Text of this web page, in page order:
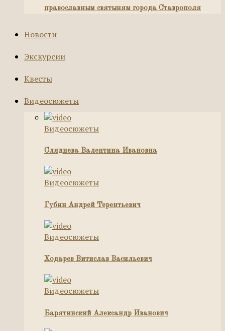
православным святыням города Ставрополя
Новости
Экскурсии
Квесты
Видеосюжеты
Видеосюжеты
Сляднева Валентина Ивановна
Видеосюжеты
Губин Андрей Терентьевич
Видеосюжеты
Ходарев Витислав Васильевич
Видеосюжеты
Барятинский Александр Иванович